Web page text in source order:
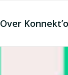
Over